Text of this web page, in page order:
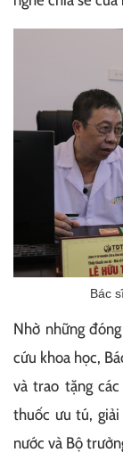
Bác
Nhờ những
cứu khoa học,
và trao tặng
thuốc ưu tú, giải
nước và Bộ